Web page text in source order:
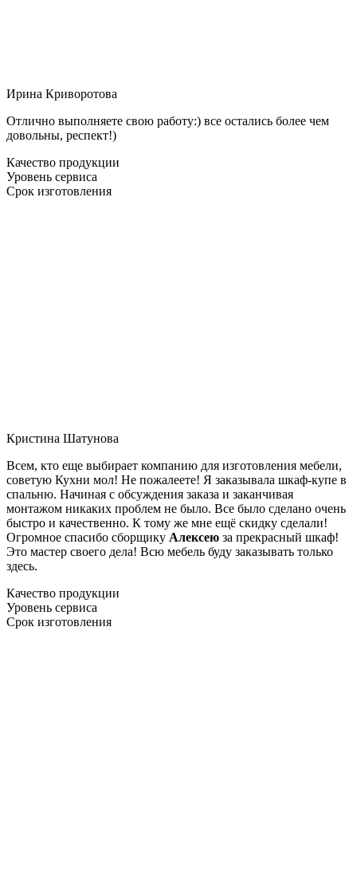
Ирина Криворотова
Отлично выполняете свою работу:) все остались более чем
довольны, респект!)
Качество продукции
Уровень сервиса
Срок изготовления
Кристина Шатунова
Всем, кто еще выбирает компанию для изготовления мебели,
советую Кухни мол! Не пожалеете! Я заказывала шкаф-купе в
спальню. Начиная с обсуждения заказа и заканчивая
монтажом никаких проблем не было. Все было сделано очень
быстро и качественно. К тому же мне ещё скидку сделали!
Огромное спасибо сборщику Алексею за прекрасный шкаф!
Это мастер своего дела! Всю мебель буду заказывать только
здесь.
Качество продукции
Уровень сервиса
Срок изготовления